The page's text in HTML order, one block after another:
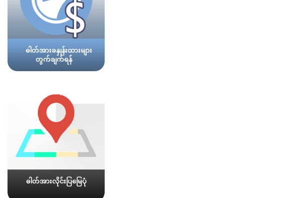
ဓါတ်အားခနှုန်းထားများ
တွက်ချက်ရန်
ဓါတ်အားလိုင်းပြမြေပုံ